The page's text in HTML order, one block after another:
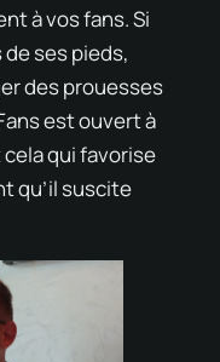
à vos fans. Si
ses pieds,
des prouesses
est ouvert à
qui favorise
qu’il suscite